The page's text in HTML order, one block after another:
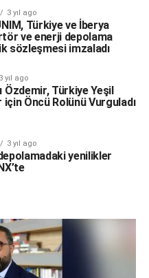
3 yıl ago
Türkiye ve İberya
ve enerji depolama
sözleşmesi imzaladı
3 yıl ago
Özdemir, Türkiye Yeşil
için Öncü Rolünü Vurguladı
3 yıl ago
yenilikler